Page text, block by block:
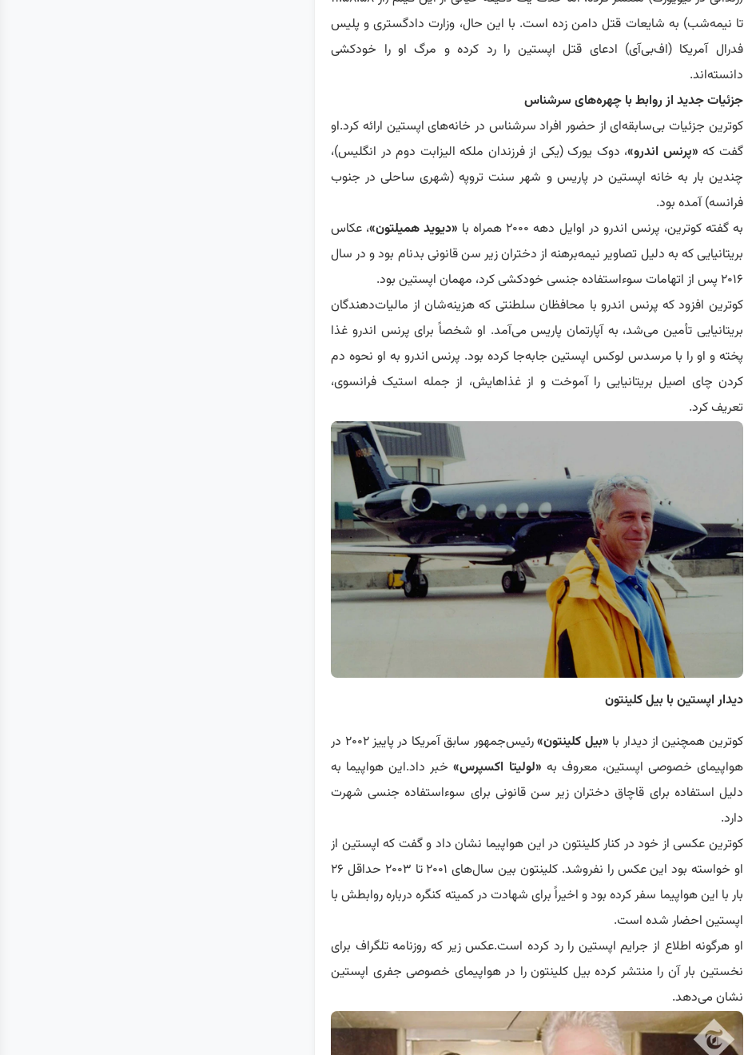
تا نیمه‌شب) به شایعات قتل دامن زده است. با این حال، وزارت دادگستری و پلیس
فدرال آمریکا (اف‌بی‌آی) ادعای قتل اپستین را رد کرده و مرگ او را خودکشی
دانسته‌اند.
جزئیات جدید از روابط با چهره‌های سرشناس
کوترین جزئیات بی‌سابقه‌ای از حضور افراد سرشناس در خانه‌های اپستین ارائه کرد.او
گفت که «پرنس اندرو»، دوک یورک (یکی از فرزندان ملکه الیزابت دوم در انگلیس)،
چندین بار به خانه اپستین در پاریس و شهر سنت تروپه (شهری ساحلی در جنوب
فرانسه) آمده بود.
به گفته کوترین، پرنس اندرو در اوایل دهه ۲۰۰۰ همراه با
«دیوید همیلتون»، عکاس
بریتانیایی که به دلیل تصاویر نیمه‌برهنه از دختران زیر سن قانونی بدنام بود و در سال
۲۰۱۶ پس از اتهامات سوءاستفاده جنسی خودکشی کرد، مهمان اپستین بود.
کوترین افزود که پرنس اندرو با محافظان سلطنتی که هزینه‌شان از مالیات‌دهندگان
بریتانیایی تأمین می‌شد، به آپارتمان پاریس می‌آمد. او شخصاً برای پرنس اندرو غذا
پخته و او را با مرسدس لوکس اپستین جابه‌جا کرده بود. پرنس اندرو به او نحوه دم
کردن چای اصیل بریتانیایی را آموخت و از غذاهایش، از جمله استیک فرانسوی،
تعریف کرد.
دیدار اپستین با بیل کلینتون
کوترین همچنین از دیدار با «بیل کلینتون»
رئیس‌جمهور سابق آمریکا در پاییز ۲۰۰۲ در
هواپیمای خصوصی اپستین، معروف به «لولیتا اکسپرس»خبر داد.این هواپیما به
دلیل استفاده برای قاچاق دختران زیر سن قانونی برای سوءاستفاده جنسی شهرت
دارد.
کوترین عکسی از خود در کنار کلینتون در این هواپیما نشان داد و گفت که اپستین از
او خواسته بود این عکس را نفروشد.
کلینتون بین سال‌های ۲۰۰۱ تا ۲۰۰۳ حداقل ۲۶
بار با این هواپیما سفر کرده بود و اخیراً برای شهادت در کمیته کنگره درباره روابطش با
اپستین احضار شده است.
او هرگونه اطلاع از جرایم اپستین را رد کرده است.عکس زیر که روزنامه تلگراف برای
نخستین بار آن را منتشر کرده بیل کلینتون را در هواپیمای خصوصی جفری اپستین
نشان می‌دهد.